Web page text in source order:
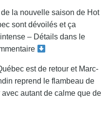
de la nouvelle saison de Hot
sont dévoilés et ça
– Détails dans le
est de retour et Marc-
reprend le flambeau de
avec autant de calme que de